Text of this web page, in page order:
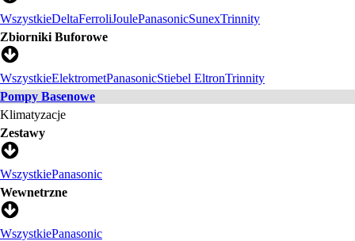
WszystkieDeltaFerroliJoulePanasonicSunexTrinnity
Zbiorniki Buforowe
WszystkieElektrometPanasonicStiebel EltronTrinnity
Pompy Basenowe
Klimatyzacje
Zestawy
WszystkiePanasonic
Wewnetrzne
WszystkiePanasonic